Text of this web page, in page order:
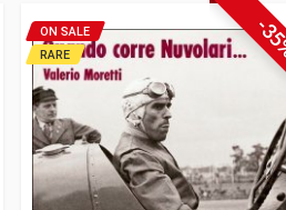
-
ON SALE
RARE